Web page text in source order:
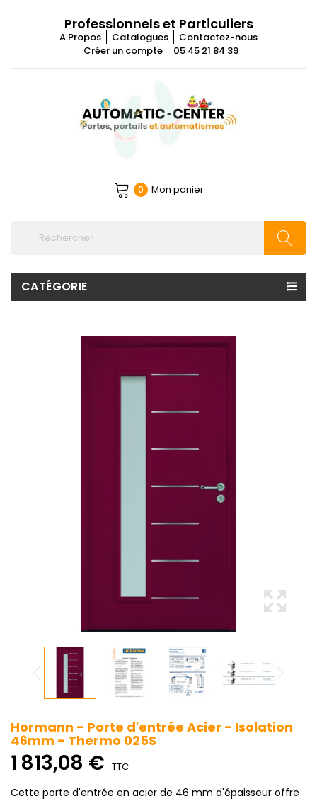
Professionnels et Particuliers
A Propos Catalogues
Contactez-nous
Créer un compte
05 45 21 84 39
0 Mon panier
CATÉGORIE
Hormann - Porte d'entrée Acier - Isolation
46mm - Thermo 025S
1 813,08 € TTC
Cette porte d'entrée en acier de 46 mm d'épaisseur offre